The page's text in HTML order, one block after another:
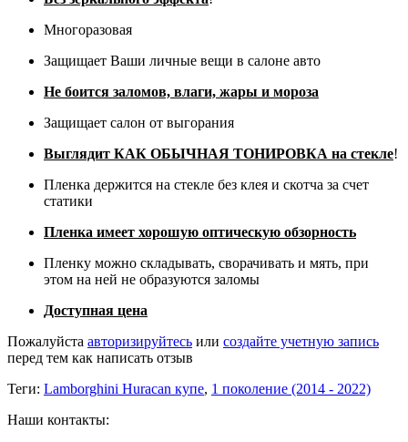
Многоразовая
Защищает Ваши личные вещи в салоне авто
Не боится заломов, влаги, жары и мороза
Защищает салон от выгорания
Выглядит КАК ОБЫЧНАЯ ТОНИРОВКА на стекле!
Пленка держится на стекле без клея и скотча за счет
статики
Пленка имеет хорошую оптическую обзорность
Пленку можно складывать, сворачивать и мять, при
этом на ней не образуются заломы
Доступная цена
Пожалуйста авторизируйтесь или создайте учетную запись
перед тем как написать отзыв
Теги: Lamborghini Huracan купе, 1 поколение (2014 - 2022)
Наши контакты: